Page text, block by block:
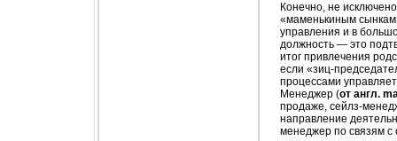
Конечно, не
«маменькиным
управления и в
должность — это
итог привлечения
если «зиц-
процессами
Менеджер (от англ.
продаже, сейлз-
направление
менеджер по связям